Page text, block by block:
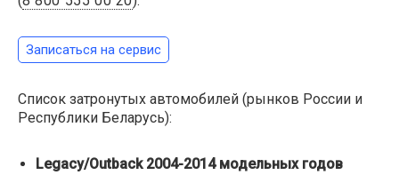
Записаться на сервис
Список затронутых автомобилей (рынков России и
Республики Беларусь):
Legacy/Outback 2004-2014 модельных годов